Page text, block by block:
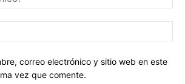
correo electrónico y sitio web en este
vez que comente.